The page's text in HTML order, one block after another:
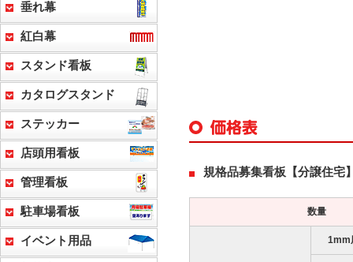
規格品募集看板【分譲住宅
数量
1mm
垂れ幕
紅白幕
スタンド看板
カタログスタンド
ステッカー
店頭用看板
管理看板
駐車場看板
イベント用品